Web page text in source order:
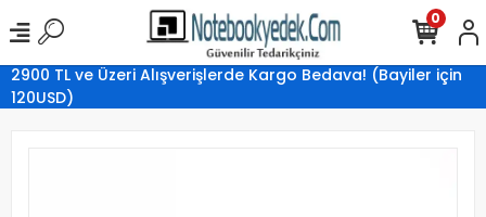
2900 TL ve Üzeri Alışverişlerde Kargo Bedava! (Bayiler için
120USD)
0